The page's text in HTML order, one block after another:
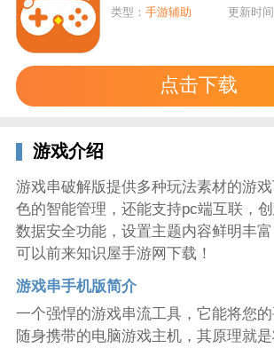
类型：手游辅助 更新时
点击下载
游戏介绍
游戏串破解版提供多种玩法素材的游
色的智能管理，还能支持pc端互联，
数据安全功能，设置主题内容鲜明丰
可以前来知识屋手游网下载！
游戏串手机版简介
一个强悍的游戏串流工具，它能将您
随身携带的电脑游戏主机，其原理就